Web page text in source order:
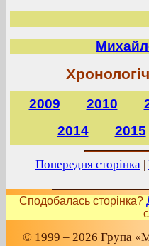
2009 2010
2014
2015
Попередня сторінка |
Сподобалась сторінка?
© 1999 – 2026 Група